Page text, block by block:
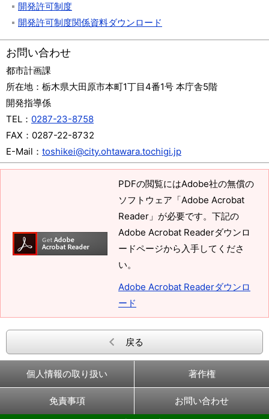
開発許可制度
開発許可制度関係資料ダウンロード
お問い合わせ
都市計画課
所在地： 栃木県大田原市本町1丁目4番1号 本庁舎5階
開発指導係
TEL： 0287-23-8758
FAX： 0287-22-8732
E-Mail： toshikei@city.ohtawara.tochigi.jp
PDFの閲覧にはAdobe社の無償の
ソフトウェア「Adobe Acrobat
Reader」が必要です。下記の
Adobe Acrobat Readerダウンロ
ードページから入手してくださ
い。
Adobe Acrobat Readerダウンロ
ード
戻る
個人情報の取り扱い 著作権
免責事項
お問い合わせ